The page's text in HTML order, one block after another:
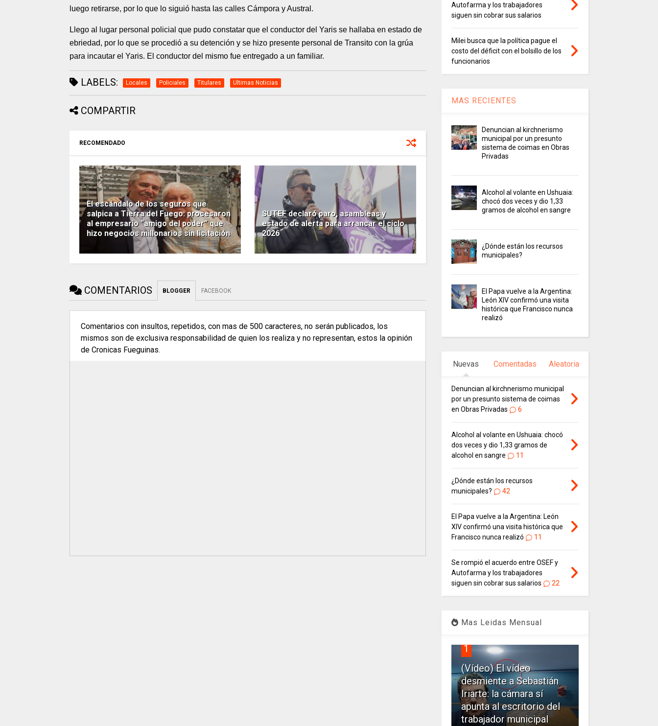
luego retirarse, por lo que lo siguió hasta las calles Cámpora y Austral.
Llego al lugar personal policial que pudo constatar que el conductor del Yaris se hallaba en estado de
ebriedad, por lo que se procedió a su detención y se hizo presente personal de Transito con la grúa
para incautar el Yaris. El conductor del mismo fue entregado a un familiar.
LABELS: Locales Policiales Titulares Ultimas Noticias
COMPARTIR
RECOMENDADO
El escándalo de los seguros que
salpica a Tierra del Fuego: procesaron
al empresario “amigo del poder” que
hizo negocios millonarios sin licitación
SUTEF declaró paro, asambleas y
estado de alerta para arrancar el ciclo
2026
COMENTARIOS BLOGGER FACEBOOK
Comentarios con insultos, repetidos, con mas de 500 caracteres, no serán publicados, los
mismos son de exclusiva responsabilidad de quien los realiza y no representan, estos la opinión
de Cronicas Fueguinas.
Autofarma y los trabajadores
siguen sin cobrar sus salarios
Milei busca que la política pague el
costo del déficit con el bolsillo de los
funcionarios
MAS RECIENTES
Denuncian al kirchnerismo
municipal por un presunto
sistema de coimas en Obras
Privadas
Alcohol al volante en Ushuaia:
chocó dos veces y dio 1,33
gramos de alcohol en sangre
¿Dónde están los recursos
municipales?
El Papa vuelve a la Argentina:
León XIV confirmó una visita
histórica que Francisco nunca
realizó
Nuevas Comentadas Aleatoria
Denuncian al kirchnerismo municipal
por un presunto sistema de coimas
en Obras Privadas
6
Alcohol al volante en Ushuaia: chocó
dos veces y dio 1,33 gramos de
alcohol en sangre
11
¿Dónde están los recursos
municipales?
42
El Papa vuelve a la Argentina: León
XIV confirmó una visita histórica que
Francisco nunca realizó
11
Se rompió el acuerdo entre OSEF y
Autofarma y los trabajadores
siguen sin cobrar sus salarios
22
Mas Leidas Mensual
1
(Vídeo) El vídeo
desmiente a Sebastián
Iriarte: la cámara sí
apunta al escritorio del
trabajador municipal